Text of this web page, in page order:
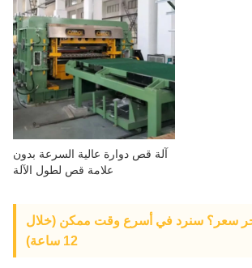
أخبار
حالة
مصنع العرض
معلومات عنا
آلة قص دوارة عالية السرعة بدون
علامة قص لطول الآلة
سعر؟ سنرد في أسرع وقت ممكن (خلال
12 ساعة)